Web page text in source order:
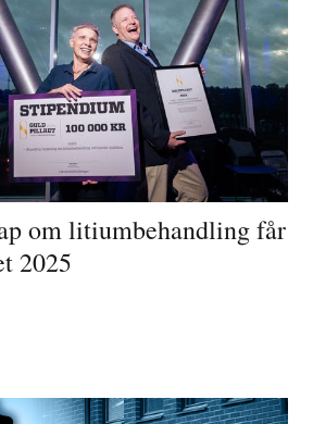
om litiumbehandling får
2025